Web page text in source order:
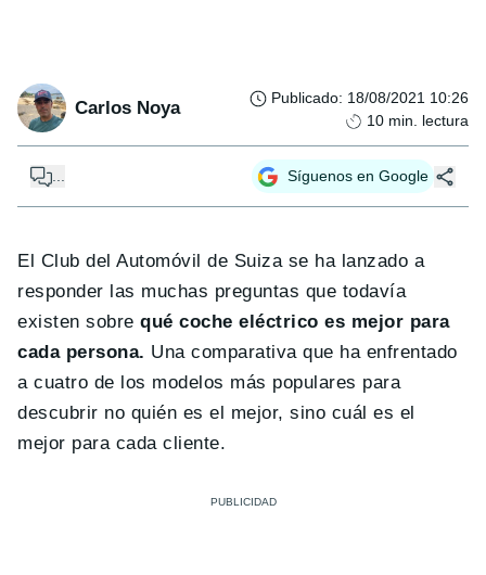
Carlos Noya Publicado: 18/08/2021 10:26
10 min. lectura
... Síguenos en Google
El Club del Automóvil de Suiza se ha lanzado a
responder las muchas preguntas que todavía
existen sobrequé coche eléctrico es mejor para
cada persona. Una comparativa que ha enfrentado
a cuatro de los modelos más populares para
descubrir no quién es el mejor, sino cuál es el
mejor para cada cliente.